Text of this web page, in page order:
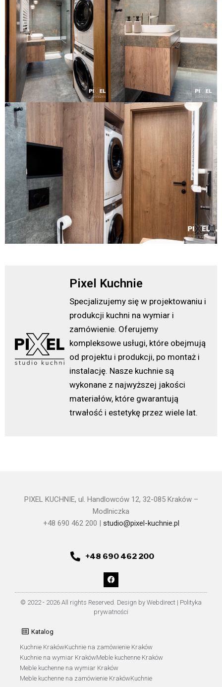
Pixel Kuchnie
Specjalizujemy się w projektowaniu i
produkcji kuchni na wymiar i
zamówienie. Oferujemy
kompleksowe usługi, które obejmują
od projektu i produkcji, po montaż i
instalację. Nasze kuchnie są
wykonane z najwyższej jakości
materiałów, które gwarantują
trwałość i estetykę przez wiele lat.
PIXEL KUCHNIE, ul. Handlowców 12, 32-085 Kraków –
Modlniczka
+48 690 462 200 | studio@pixel-kuchnie.pl
+48 690 462 200
© 2022 - 2026 All rights Reserved. Design by Webdirect | Polityka
prywatności
Katalog
Kuchnie KrakówKuchnie na zamówienie Kraków
Kuchnie na wymiar KrakówMeble kuchenne Kraków
Meble kuchenne na wymiar Kraków
Meble kuchenne na zamówienie KrakówKuchnie